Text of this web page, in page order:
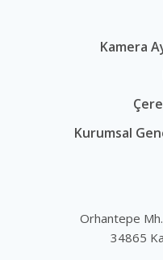
Kamera
Kurumsal
Orhantepe
34865